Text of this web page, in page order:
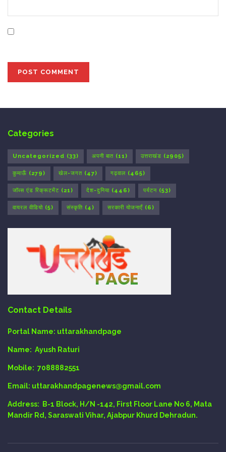
Categories
Uncategorized (33) अपनी बात (11) उत्तराखंड (2905)
कुमाऊँ (279) खेल-जगत (47) गढ़वाल (465)
जॉब्स एंड रिक्रूटमेंट (21) देश-दुनिया (446) पर्यटन (53)
वायरल वीडियो (5) संस्कृति (4) सरकारी योजनाएँ (6)
Contact Details
Portal Name: uttarakhandpage
Name: Ayush Raturi
Mobile: 7088882551
Email: uttarakhandpagenews@gmail.com
Address: B-1 Block, H/N -142, First Floor Lane No 6, Mata
Mandir Rd, Saraswati Vihar, Ajabpur Khurd Dehradun.